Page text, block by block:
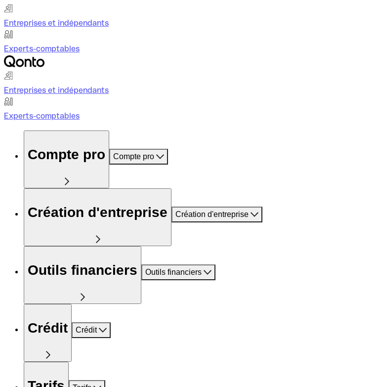
Entreprises et indépendants
Experts-comptables
Entreprises et indépendants
Experts-comptables
Compte pro Compte pro
Création d'entreprise Création d'entreprise
Outils financiers Outils financiers
Crédit Crédit